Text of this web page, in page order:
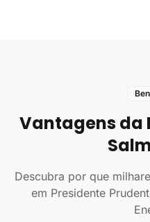
Vantagens da
Descubra por que
em Presidente